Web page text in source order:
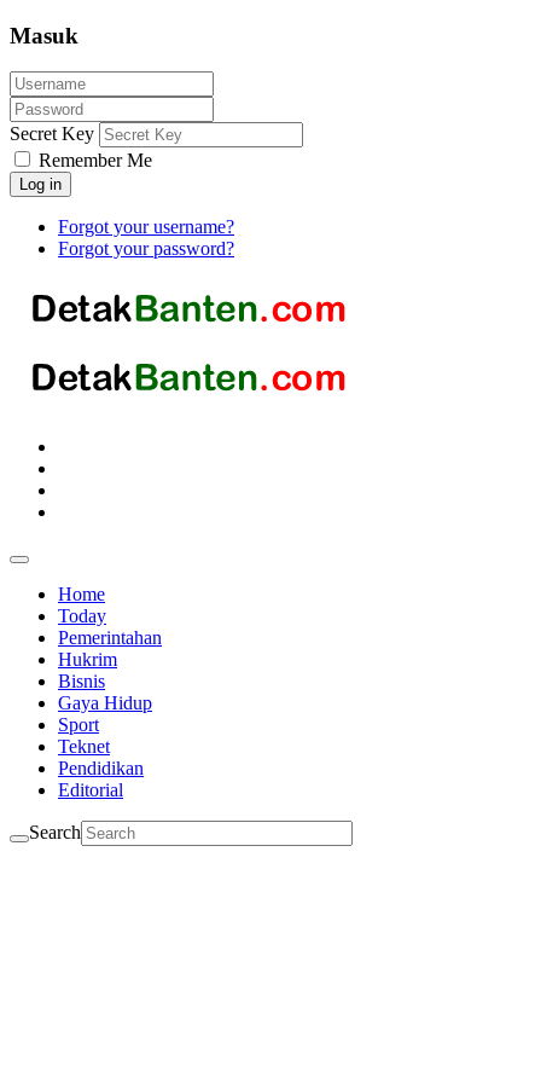
Masuk
Secret Key
Remember Me
Log in
Forgot your username?
Forgot your password?
Home
Today
Pemerintahan
Hukrim
Bisnis
Gaya Hidup
Sport
Teknet
Pendidikan
Editorial
Search